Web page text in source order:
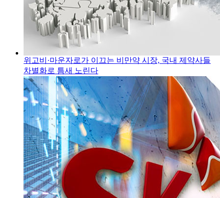
위고비·마운자로가 이끄는 비만약 시장, 국내 제약사들
차별화로 틈새 노린다